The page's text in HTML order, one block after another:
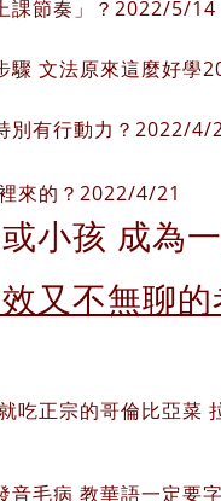
課節奏」？2022/5/14
驟 文法原來這麼好學
別有行動力？2022/4/
來的？2022/4/21
小孩 成為
又不無聊的
吃正宗的哥倫比亞
音毛病 教華語一定要